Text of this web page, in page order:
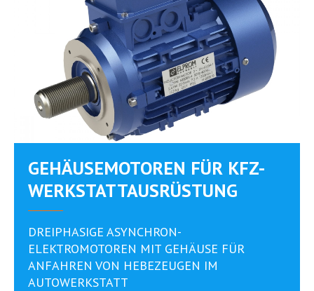
GEHÄUSEMOTOREN FÜR KFZ-
WERKSTATTAUSRÜSTUNG
DREIPHASIGE ASYNCHRON-
ELEKTROMOTOREN MIT GEHÄUSE FÜR
ANFAHREN VON HEBEZEUGEN IM
AUTOWERKSTATT